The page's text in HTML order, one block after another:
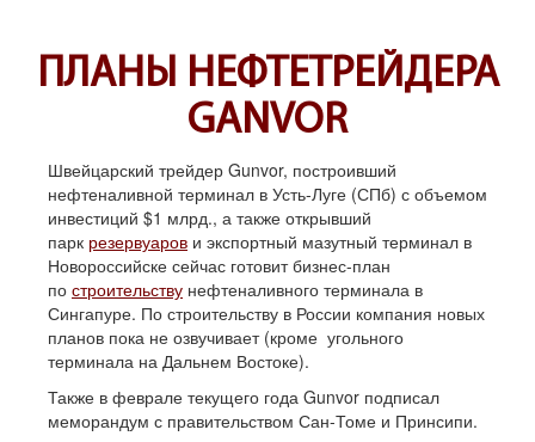
ПЛАНЫ НЕФТЕТРЕЙДЕРА
GANVOR
Швейцарский трейдер Gunvor, построивший
нефтеналивной терминал в Усть-Луге (СПб) с объемом
инвестиций $1 млрд., а также открывший
парк резервуаров и экспортный мазутный терминал в
Новороссийске сейчас готовит бизнес-план
по строительству нефтеналивного терминала в
Сингапуре. По строительству в России компания новых
планов пока не озвучивает (кроме угольного
терминала на Дальнем Востоке).
Также в феврале текущего года Gunvor подписал
меморандум с правительством Сан-Томе и Принсипи.